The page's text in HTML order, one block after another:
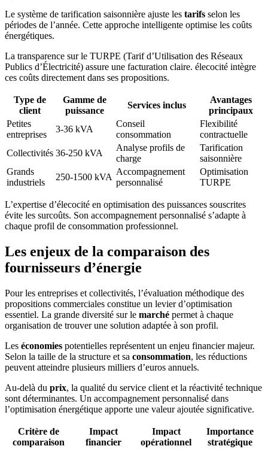
Le système de tarification saisonnière ajuste les tarifs selon les
périodes de l’année. Cette approche intelligente optimise les coûts
énergétiques.
La transparence sur le TURPE (Tarif d’Utilisation des Réseaux
Publics d’Électricité) assure une facturation claire. élecocité intègre
ces coûts directement dans ses propositions.
Type de
client
Gamme de
puissance
Services inclus
Avantages
principaux
Petites
entreprises
3-36 kVA
Conseil
consommation
Flexibilité
contractuelle
Collectivités 36-250 kVA
Analyse profils de
charge
Tarification
saisonnière
Grands
industriels
250-1500 kVA
Accompagnement
personnalisé
Optimisation
TURPE
L’expertise d’élecocité en optimisation des puissances souscrites
évite les surcoûts. Son accompagnement personnalisé s’adapte à
chaque profil de consommation professionnel.
Les enjeux de la comparaison des
fournisseurs d’énergie
Pour les entreprises et collectivités, l’évaluation méthodique des
propositions commerciales constitue un levier d’optimisation
essentiel. La grande diversité sur le marché permet à chaque
organisation de trouver une solution adaptée à son profil.
Les économies potentielles représentent un enjeu financier majeur.
Selon la taille de la structure et sa consommation, les réductions
peuvent atteindre plusieurs milliers d’euros annuels.
Au-delà du prix, la qualité du service client et la réactivité technique
sont déterminantes. Un accompagnement personnalisé dans
l’optimisation énergétique apporte une valeur ajoutée significative.
Critère de
comparaison
Impact
financier
Impact
opérationnel
Importance
stratégique